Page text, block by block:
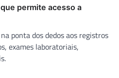
permite acesso a
ponta dos dedos aos registros
exames laboratoriais,